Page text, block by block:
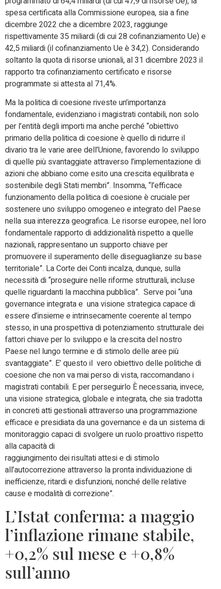
spesa certificata alla Commissione europea, sia a fine
dicembre 2022 che a dicembre 2023, raggiunge
rispettivamente 35 miliardi (di cui 28 cofinanziamento Ue) e
42,5 miliardi (il cofinanziamento Ue è 34,2). Considerando
soltanto la quota di risorse unionali, al 31 dicembre 2023 il
rapporto tra cofinanziamento certificato e risorse
programmate si attesta al 71,4%.
Ma la politica di coesione riveste un’importanza
fondamentale, evidenziano i magistrati contabili, non solo
per l’entità degli importi ma anche perché “obiettivo
primario della politica di coesione è quello di ridurre il
divario tra le varie aree dell’Unione, favorendo lo sviluppo
di quelle più svantaggiate attraverso l’implementazione di
azioni che abbiano come esito una crescita equilibrata e
sostenibile degli Stati membri”. Insomma, “l’efficace
funzionamento della politica di coesione è cruciale per
sostenere uno sviluppo omogeneo e integrato del Paese
nella sua interezza geografica. Le risorse europee, nel loro
fondamentale rapporto di addizionalità rispetto a quelle
nazionali, rappresentano un supporto chiave per
promuovere il superamento delle diseguaglianze su base
territoriale”. La Corte dei Conti incalza, dunque, sulla
necessità di “proseguire nelle riforme strutturali, incluse
quelle riguardanti la macchina pubblica”. Serve poi “una
governance integrata e una visione strategica capace di
essere d’insieme e intrinsecamente coerente al tempo
stesso, in una prospettiva di potenziamento strutturale dei
fattori chiave per lo sviluppo e la crescita del nostro
Paese nel lungo termine e di stimolo delle aree più
svantaggiate”. E’ questo il vero obiettivo delle politiche di
coesione che non va mai perso di vista, raccomandano i
magistrati contabili. E per perseguirlo È necessaria, invece,
una visione strategica, globale e integrata, che sia tradotta
in concreti atti gestionali attraverso una programmazione
efficace e presidiata da una governance e da un sistema di
monitoraggio capaci di svolgere un ruolo proattivo rispetto
alla capacità di
raggiungimento dei risultati attesi e di stimolo
all’autocorrezione attraverso la pronta individuazione di
inefficienze, ritardi e disfunzioni, nonché delle relative
cause e modalità di correzione”.
L’Istat conferma: a maggio
l’inflazione rimane stabile,
+0,2% sul mese e +0,8%
sull’anno